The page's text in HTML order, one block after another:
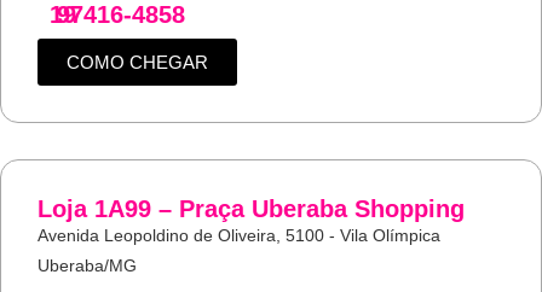
19
97416-4858
COMO CHEGAR
Loja 1A99 – Praça Uberaba Shopping
Avenida Leopoldino de Oliveira, 5100 - Vila Olímpica
Uberaba/MG